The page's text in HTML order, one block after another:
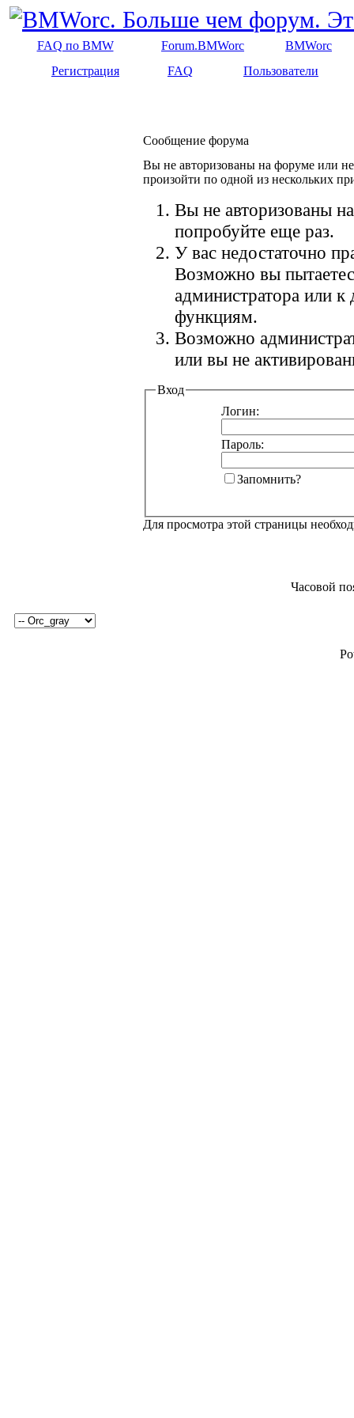
FAQ по BMW Forum.BMWorc
BMWorc
Регистрация
FAQ Пользователи
Сообщение форума
Вы не авторизованы на форуме или
произойти по одной из нескольких
Вы не авторизованы
попробуйте еще раз.
У вас недостаточно
Возможно вы
администратора или
функциям.
Возможно
или вы не
Вход
Логин:
Пароль:
Запомнить?
Для просмотра этой страницы
Часовой